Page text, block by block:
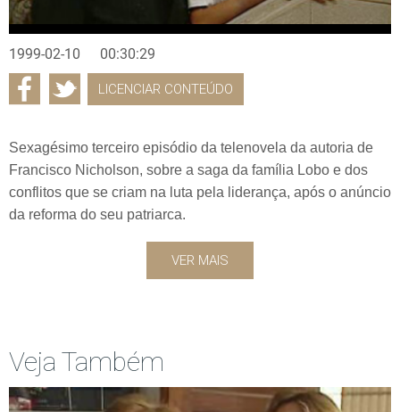
1999-02-10 00:30:29
LICENCIAR CONTEÚDO
Sexagésimo terceiro episódio da telenovela da autoria de
Francisco Nicholson, sobre a saga da família Lobo e dos
conflitos que se criam na luta pela liderança, após o anúncio
da reforma do seu patriarca.
VER MAIS
Veja Também